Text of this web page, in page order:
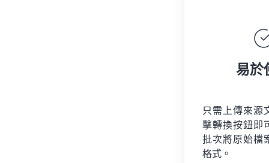
易於
只需上傳來源
擊轉換按鈕即
批次將原始檔
格式。